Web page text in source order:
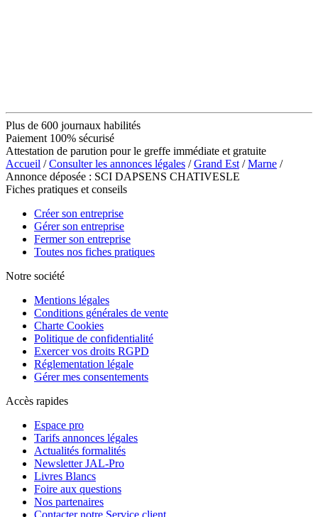
Plus de 600 journaux habilités
Paiement 100% sécurisé
Attestation de parution pour le greffe immédiate et gratuite
Accueil /Consulter les annonces légales /Grand Est /Marne /
Annonce déposée : SCI DAPSENS CHATIVESLE
Fiches pratiques et conseils
Créer son entreprise
Gérer son entreprise
Fermer son entreprise
Toutes nos fiches pratiques
Notre société
Mentions légales
Conditions générales de vente
Charte Cookies
Politique de confidentialité
Exercer vos droits RGPD
Réglementation légale
Gérer mes consentements
Accès rapides
Espace pro
Tarifs annonces légales
Actualités formalités
Newsletter JAL-Pro
Livres Blancs
Foire aux questions
Nos partenaires
Contacter notre Service client